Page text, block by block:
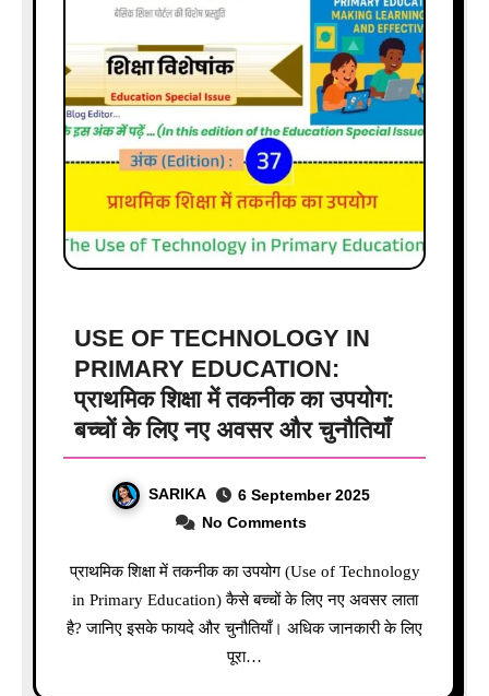
USE OF TECHNOLOGY IN
PRIMARY EDUCATION:
प्राथमिक शिक्षा में तकनीक का उपयोग:
बच्चों के लिए नए अवसर और चुनौतियाँ
SARIKA
6 September 2025
No Comments
प्राथमिक शिक्षा में तकनीक का उपयोग (Use of Technology
in Primary Education) कैसे बच्चों के लिए नए अवसर लाता
है? जानिए इसके फायदे और चुनौतियाँ। अधिक जानकारी के लिए
पूरा…